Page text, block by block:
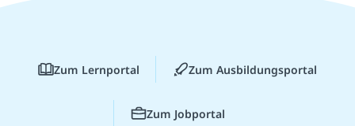
Zum Lernportal Zum Ausbildungsportal
Zum Jobportal